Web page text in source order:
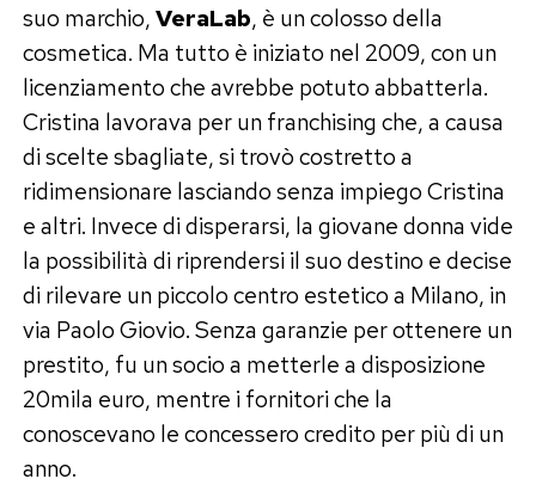
suo marchio,VeraLab, è un colosso della
cosmetica. Ma tutto è iniziato nel 2009, con un
licenziamento che avrebbe potuto abbatterla.
Cristina lavorava per un franchising che, a causa
di scelte sbagliate, si trovò costretto a
ridimensionare lasciando senza impiego Cristina
e altri. Invece di disperarsi, la giovane donna vide
la possibilità di riprendersi il suo destino e decise
di rilevare un piccolo centro estetico a Milano, in
via Paolo Giovio. Senza garanzie per ottenere un
prestito, fu un socio a metterle a disposizione
20mila euro, mentre i fornitori che la
conoscevano le concessero credito per più di un
anno.